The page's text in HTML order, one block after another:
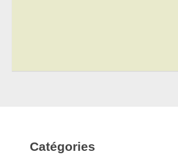
Catégories